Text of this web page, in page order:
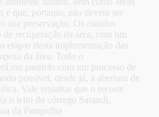
e que, portanto, não devem ser
sua preservação. Os estudos
recuperação da área, com um
etapas desta implementação das
da área. Todo o
em paralelo com um processo de
possível, desde já, a abertura de
Vale ressaltar que o recorte
o leito do córrego Sarandi,
da Pampulha